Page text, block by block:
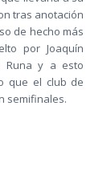
tras anotación
de hecho más
por Joaquín
Runa y a esto
que el club de
semifinales.